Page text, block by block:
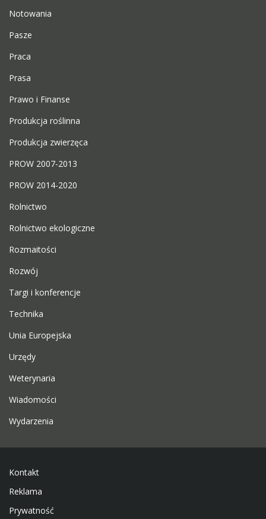
Notowania
Pasze
Praca
Prasa
Prawo i Finanse
Produkcja roślinna
Produkcja zwierzęca
PROW 2007-2013
PROW 2014-2020
Rolnictwo
Rolnictwo ekologiczne
Rozmaitości
Rozwój
Targi i konferencje
Technika
Unia Europejska
Urzędy
Weterynaria
Wiadomości
Wydarzenia
Kontakt
Reklama
Prywatność